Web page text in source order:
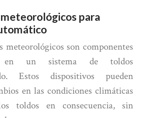
para
meteorológicos son componentes
en un sistema de toldos
Estos dispositivos pueden
en las condiciones climáticas
toldos en consecuencia, sin